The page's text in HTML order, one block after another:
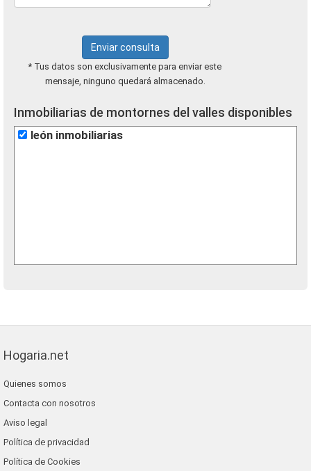
Enviar consulta
* Tus datos son exclusivamente para enviar este
mensaje, ninguno quedará almacenado.
Inmobiliarias de montornes del valles disponibles
león inmobiliarias
Hogaria.net
Quienes somos
Contacta con nosotros
Aviso legal
Política de privacidad
Política de Cookies